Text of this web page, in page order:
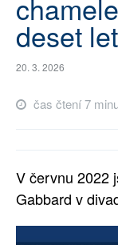
PLNÁ VERZE
deset let
20. 3. 2026
čas čtení 7
V červnu 2022
Gabbard v